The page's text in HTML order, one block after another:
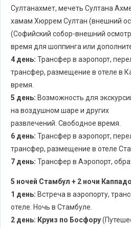
Султанахмет, мечеть Султана
хамам Хюррем Султан (внешний
(Софийский собор-внешний
время для шоппинга или
4 день: Трансфер в аэропорт,
трансфер, размещение в отеле в
время.
5 день: Возможность для
на воздушном шаре и других
развлечений. Свободное время.
6 день: Трансфер в аэропорт,
трансфер, размещение в отеле
7 день: Трансфер в Аэропорт,
5 ночей Стамбул + 2 ночи
1 день: Встреча в аэропорту,
отеле. Ночь в Стамбуле.
2 день: Круиз по Босфору